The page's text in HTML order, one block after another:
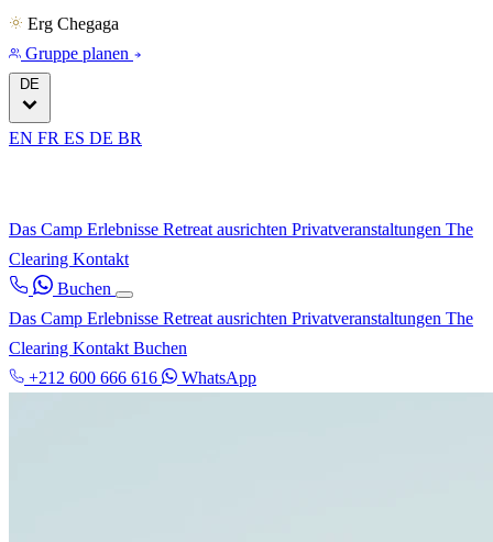
Erg Chegaga
Gruppe planen
DE
EN FR ES DE BR
Das Camp Erlebnisse Retreat ausrichten Privatveranstaltungen The
Clearing Kontakt
Buchen
Das Camp Erlebnisse Retreat ausrichten Privatveranstaltungen The
Clearing Kontakt Buchen
+212 600 666 616
WhatsApp